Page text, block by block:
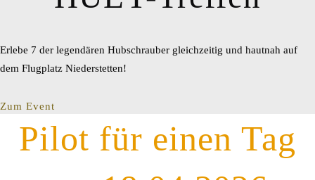
Erlebe 7 der legendären Hubschrauber gleichzeitig und hautnah auf
dem Flugplatz Niederstetten!
Zum Event
Pilot für einen Tag